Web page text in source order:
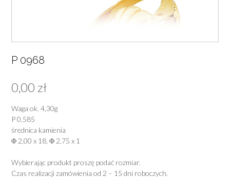
P 0968
0,00 zł
Waga ok. 4,30g
P 0,585
średnica kamienia
Φ 2,00 x 18, Φ 2,75 x 1
Wybierając produkt proszę podać rozmiar.
Czas realizacji zamówienia od 2 – 15 dni roboczych.